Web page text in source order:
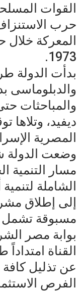
القوات
حرب
المعركة خلال
1973.
بدأت الدولة
والدبلوماسى
والمباحثات
ديفيد، وتلاها
المصرية
وضعت الدولة
مسار التنمية
الشاملة
إلى إطلاق
مسبوقة تشمل
بوابة مصر
القناة امتداداً
عن تذليل
الفرص